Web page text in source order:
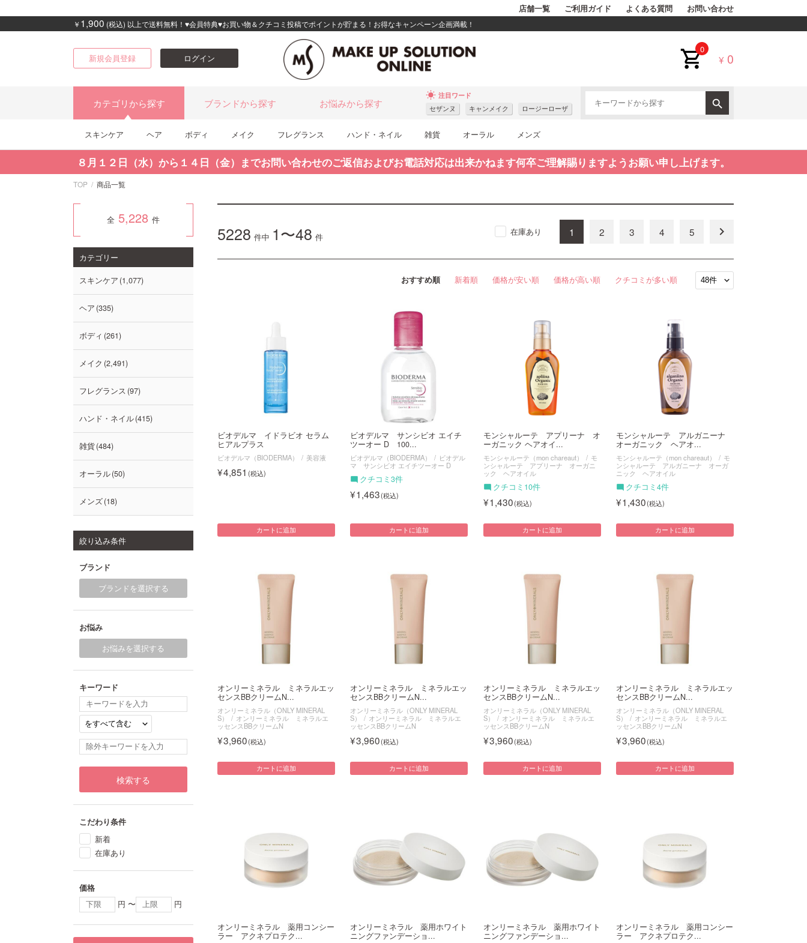
店舗一覧 ご利用ガイド よくある質問 お問い合わせ
￥ 1,900 (税込) 以上で送料無料！♥会員特典♥お買い物＆クチコミ投稿でポイントが貯まる！お得なキャンペーン企画満載！
新規会員登録 ログイン
0
¥ 0
カテゴリから探す ブランドから探す お悩みから探す
wb_sunny 注目ワード
セザンヌ キャンメイク ロージーローザ
スキンケア ヘア ボディ メイク フレグランス ハンド・ネイル 雑貨 オーラル メンズ
８月１２日（水）から１４日（金）までお問い合わせのご返信およびお電話対応は出来かねます何卒ご理解賜りますようお願い申し上げます。
TOP 商品一覧
5228 件中 1〜48 件 1 2 3 4 5 keyboard_arrow_right
在庫あり
おすすめ順 新着順 価格が安い順 価格が高い順 クチコミが多い順
ビオデルマ イドラビオ セラム
ヒアルプラス
ビオデルマ（BIODERMA） 美容液
4,851
カートに追加
ビオデルマ サンシビオ エイチ
ツーオー D 100...
ビオデルマ（BIODERMA）
ビオデル
マ サンシビオ エイチツーオー D
クチコミ3件
1,463
カートに追加
モンシャルーテ アプリーナ オ
ーガニック ヘアオイ...
モンシャルーテ（mon chareaut）
モ
ンシャルーテ アプリーナ オーガニ
ック ヘアオイル
クチコミ10件
1,430
カートに追加
モンシャルーテ アルガニーナ
オーガニック ヘアオ...
モンシャルーテ（mon chareaut）
モ
ンシャルーテ アルガニーナ オーガ
ニック ヘアオイル
クチコミ4件
1,430
カートに追加
オンリーミネラル ミネラルエッ
センスBBクリームN...
オンリーミネラル（ONLY MINERAL
S）
オンリーミネラル ミネラルエ
ッセンスBBクリームN
3,960
カートに追加
オンリーミネラル ミネラルエッ
センスBBクリームN...
オンリーミネラル（ONLY MINERAL
S）
オンリーミネラル ミネラルエ
ッセンスBBクリームN
3,960
カートに追加
オンリーミネラル ミネラルエッ
センスBBクリームN...
オンリーミネラル（ONLY MINERAL
S）
オンリーミネラル ミネラルエ
ッセンスBBクリームN
3,960
カートに追加
オンリーミネラル ミネラルエッ
センスBBクリームN...
オンリーミネラル（ONLY MINERAL
S）
オンリーミネラル ミネラルエ
ッセンスBBクリームN
3,960
カートに追加
オンリーミネラル 薬用コンシー
ラー アクネプロテク...
オンリーミネラル 薬用ホワイト
ニングファンデーショ...
オンリーミネラル 薬用ホワイト
ニングファンデーショ...
オンリーミネラル 薬用コンシー
ラー アクネプロテク...
全 5,228 件
カテゴリー
スキンケア 1,077
ヘア 335
ボディ 261
メイク 2,491
フレグランス 97
ハンド・ネイル 415
雑貨 484
オーラル 50
メンズ 18
絞り込み条件
ブランド
ブランドを選択する
お悩み
お悩みを選択する
キーワード
検索する
こだわり条件
新着
在庫あり
価格
円 〜 円